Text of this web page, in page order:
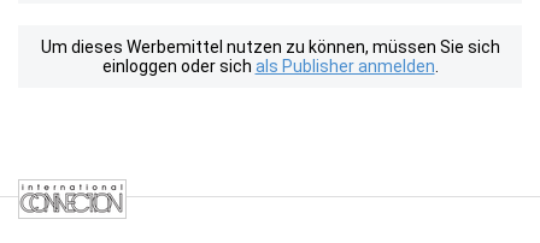
Um dieses Werbemittel nutzen zu können, müssen Sie sich
einloggen oder sich als Publisher anmelden